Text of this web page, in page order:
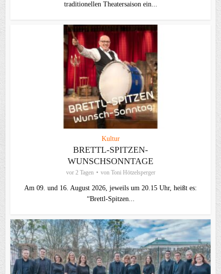
traditionellen Theater­saison ein...
Kultur
BRETTL-SPITZEN-
WUNSCHSONNTAGE
vor 2 Tagen von Toni Hötzelsperger
Am 09. und 16. August 2026, jeweils um 20.15 Uhr, heißt es:
“Brettl-Spitzen...